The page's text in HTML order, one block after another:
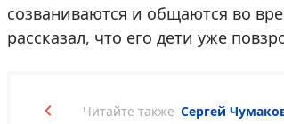
созваниваются и общаются во
рассказал, что его дети уже
Читайте также Сергей